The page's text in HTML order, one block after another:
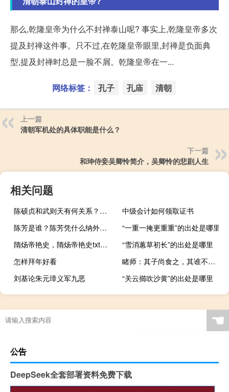
那么,乾隆皇帝为什么不封禅泰山呢? 事实上,乾隆皇帝多次
提及封禅这件事。只不过,在乾隆皇帝眼里,封禅是负面典
型,提及封禅时总是一脸不屑。乾隆皇帝在一...
网络标签： 孔子 孔庙 清朝
上一篇
清朝军机处的具体职能是什么？
下一篇
和珅侍妾吴卿怜简介，吴卿怜的悲剧人生
相关问题
陈硕贞和武则天有何关系？陈硕贞是怎么死的？
中级会计如何领取证书
陈芳是谁？陈芳凭什么纳外国公主为小妾？
“一重一掩更重重”的出处是哪里
隋炀帝艳史，隋炀帝艳史txt下载
“雪消蕙草初长”的出处是哪里
怎样拜年好看
睹师：其子尚食之，其谁不食？
刘基论朱元璋义军九恶
“关云擳吹沙黄”的出处是哪里
☚
公告
DeepSeek全套部署资料免费下载